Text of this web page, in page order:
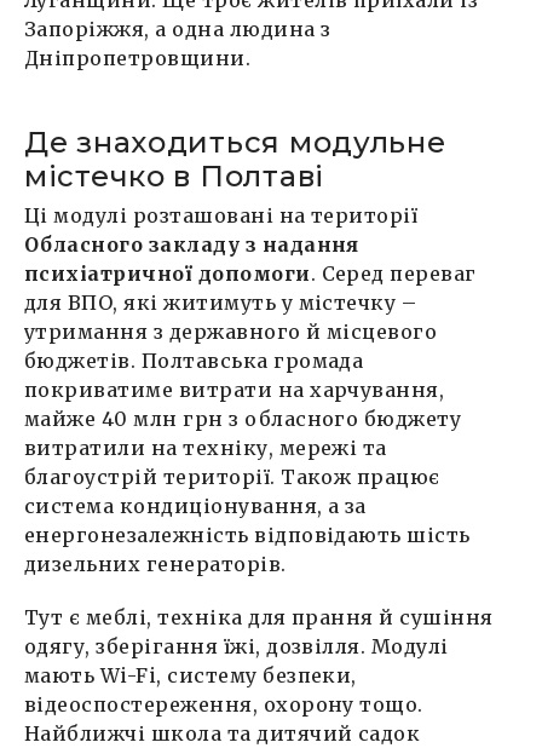
Запоріжжя, а одна людина з
Дніпропетровщини.
Де знаходиться модульне
містечко в Полтаві
Ці модулі розташовані на території
Обласного закладу з надання
психіатричної допомоги. Серед переваг
для ВПО, які житимуть у містечку –
утримання з державного й місцевого
бюджетів. Полтавська громада
покриватиме витрати на харчування,
майже 40 млн грн з обласного бюджету
витратили на техніку, мережі та
благоустрій території. Також працює
система кондиціонування, а за
енергонезалежність відповідають шість
дизельних генераторів.
Тут є меблі, техніка для прання й сушіння
одягу, зберігання їжі, дозвілля. Модулі
мають Wi-Fi, систему безпеки,
відеоспостереження, охорону тощо.
Найближчі школа та дитячий садок